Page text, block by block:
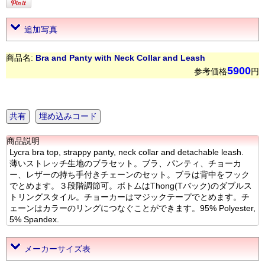
追加写真
商品名: Bra and Panty with Neck Collar and Leash
参考価格5900円
共有 埋め込みコード
商品説明
Lycra bra top, strappy panty, neck collar and detachable leash.
薄いストレッチ生地のブラセット。ブラ、パンティ、チョーカ
ー、レザーの持ち手付きチェーンのセット。ブラは背中をフック
でとめます。３段階調節可。ボトムはThong(Tバック)のダブルス
トリングスタイル。チョーカーはマジックテープでとめます。チ
ェーンはカラーのリングにつなぐことができます。95% Polyester,
5% Spandex.
メーカーサイズ表